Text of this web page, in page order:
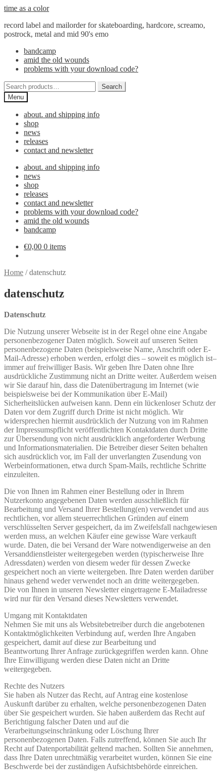
Skip
navigation
Skip
content
time as a color
record label and mailorder for skateboarding, hardcore, screamo,
postrock, metal and mid 90's emo
bandcamp
amid the old wounds
problems with your download code?
Search
for:
Search
Menu
about. and shipping info
shop
news
releases
contact and newsletter
about. and shipping info
news
shop
releases
contact and newsletter
problems with your download code?
amid the old wounds
bandcamp
€0,00 0 items
Home /datenschutz
datenschutz
Datenschutz
Die Nutzung unserer Webseite ist in der Regel ohne eine Angabe
personenbezogener Daten möglich. Soweit auf unseren Seiten
personenbezogene Daten (beispielsweise Name, Anschrift oder E-
Mail-Adresse) erhoben werden, erfolgt dies – soweit es möglich ist–
immer auf freiwilliger Basis. Wir geben Ihre Daten ohne Ihre
ausdrückliche Zustimmung nicht an Dritte weiter. Außerdem weisen
wir Sie darauf hin, dass die Datenübertragung im Internet (wie
beispielsweise bei der Kommunikation über E-Mail)
Sicherheitslücken aufweisen kann. Denn ein lückenloser Schutz der
Daten vor dem Zugriff durch Dritte ist nicht möglich. Wir
widersprechen hiermit ausdrücklich der Nutzung von im Rahmen
der Impressumspflicht veröffentlichten Kontaktdaten durch Dritte
zur Übersendung von nicht ausdrücklich angeforderter Werbung
und Informationsmaterialien. Die Betreiber dieser Seiten behalten
sich ausdrücklich vor, im Fall der unverlangten Zusendung von
Werbeinformationen, etwa durch Spam-Mails, rechtliche Schritte
einzuleiten.
Die von Ihnen im Rahmen einer Bestellung oder in Ihrem
Nutzerkonto angegebenen Daten werden ausschließlich für
Bearbeitung und Versand Ihrer Bestellung(en) verwendet und aus
rechtlichen, vor allem steuerrechtlichen Gründen auf einem
verschlüsselten Server gespeichert, da im Zweifelsfall nachgewiesen
werden muss, an welchen Käufer eine gewisse Ware verkauft
wurde. Daten, die bei Versand der Ware notwendigerweise an den
Versanddienstleister weitergegeben werden (typischerweise Ihre
Adressdaten) werden von diesem weder für dessen Zwecke
gespeichert noch an vierte weitergeben. Ihre Daten werden darüber
hinaus gehend weder verwendet noch an dritte weitergegeben.
Die von Ihnen in unseren Newsletter eingetragene E-Mailadresse
wird nur für den Versand dieses Newsletters verwendet.
Umgang mit Kontaktdaten
Nehmen Sie mit uns als Websitebetreiber durch die angebotenen
Kontaktmöglichkeiten Verbindung auf, werden Ihre Angaben
gespeichert, damit auf diese zur Bearbeitung und
Beantwortung Ihrer Anfrage zurückgegriffen werden kann. Ohne
Ihre Einwilligung werden diese Daten nicht an Dritte
weitergegeben.
Rechte des Nutzers
Sie haben als Nutzer das Recht, auf Antrag eine kostenlose
Auskunft darüber zu erhalten, welche personenbezogenen Daten
über Sie gespeichert wurden. Sie haben außerdem das Recht auf
Berichtigung falscher Daten und auf die
Verarbeitungseinschränkung oder Löschung Ihrer
personenbezogenen Daten. Falls zutreffend, können Sie auch Ihr
Recht auf Datenportabilität geltend machen. Sollten Sie annehmen,
dass Ihre Daten unrechtmäßig verarbeitet wurden, können Sie eine
Beschwerde bei der zuständigen Aufsichtsbehörde einreichen.